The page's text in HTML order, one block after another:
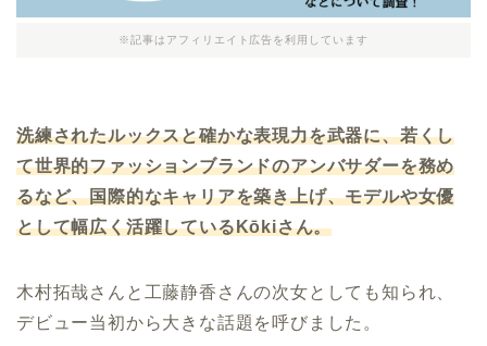
※記事はアフィリエイト広告を利用しています
洗練されたルックスと確かな表現力を武器に、若くし
て世界的ファッションブランドのアンバサダーを務め
るなど、国際的なキャリアを築き上げ、モデルや女優
として幅広く活躍しているKōkiさん。
木村拓哉さんと工藤静香さんの次女としても知られ、
デビュー当初から大きな話題を呼びました。